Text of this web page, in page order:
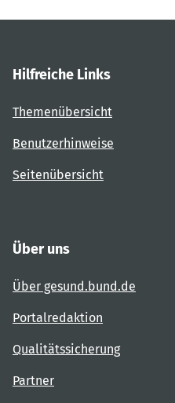
Hilfreiche Links
Themenübersicht
Benutzerhinweise
Seitenübersicht
Über uns
Über gesund.bund.de
Portalredaktion
Qualitätssicherung
Partner